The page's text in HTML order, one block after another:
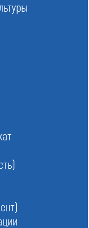
о предоставлении
по
в области